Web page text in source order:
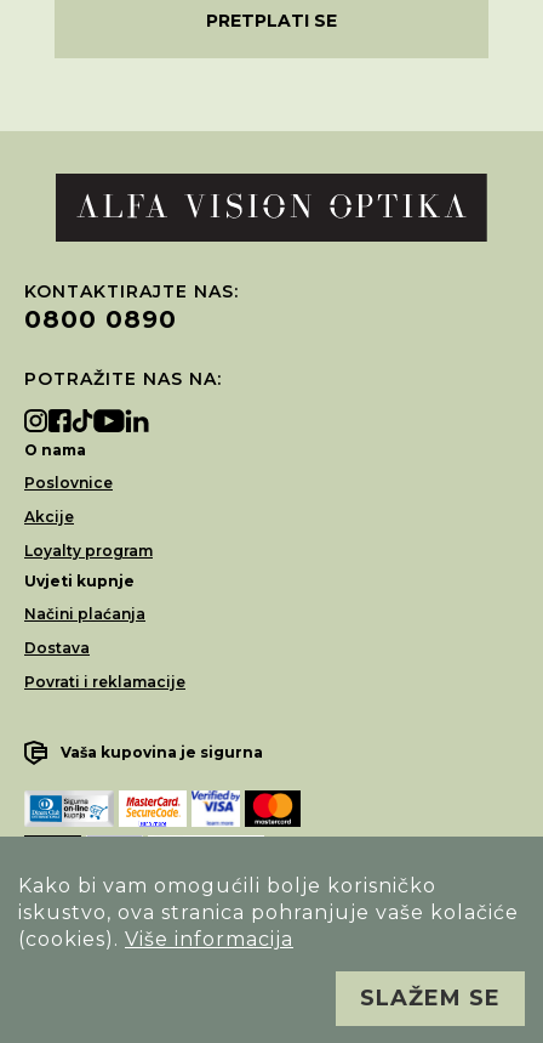
Kako bi vam omogućili bolje korisničko
iskustvo, ova stranica pohranjuje vaše kolačiće
(cookies). Više informacija
SLAŽEM SE
PRETPLATI SE
KONTAKTIRAJTE NAS:
0800 0890
POTRAŽITE NAS NA:
O nama
Poslovnice
Akcije
Loyalty program
Uvjeti kupnje
Načini plaćanja
Dostava
Povrati i reklamacije
Vaša kupovina je sigurna
Opći uvjeti poslovanja
Sva prava pridržana. Alfa Vision optika ©